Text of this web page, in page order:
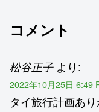
コメント
松谷正子 より:
2022年10月25日 6:49
タイ旅行計画あ